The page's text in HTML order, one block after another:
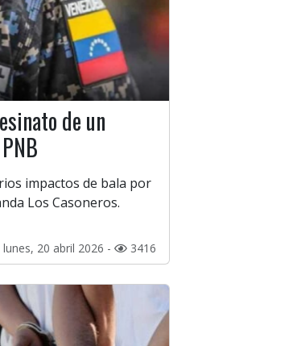
de un
impactos de bala por
Los Casoneros.
lunes, 20 abril 2026 - 3416